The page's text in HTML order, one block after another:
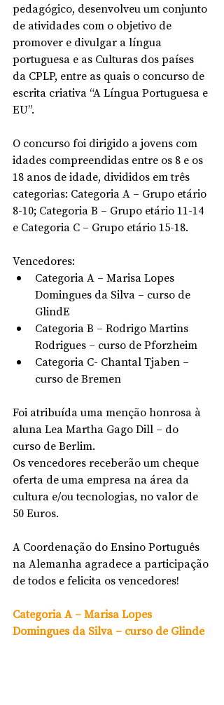
pedagógico, desenvolveu um conjunto
de atividades com o objetivo de
promover e divulgar a língua
portuguesa e as Culturas dos países
da CPLP, entre as quais o concurso de
escrita criativa “A Língua Portuguesa e
EU”.
O concurso foi dirigido a jovens com
idades compreendidas entre os 8 e os
18 anos de idade, divididos em três
categorias: Categoria A – Grupo etário
8-10; Categoria B – Grupo etário 11-14
e Categoria C – Grupo etário 15-18.
Vencedores:
Categoria A – Marisa Lopes
Domingues da Silva – curso de
GlindE
Categoria B – Rodrigo Martins
Rodrigues – curso de Pforzheim
Categoria C- Chantal Tjaben –
curso de Bremen
Foi atribuída uma menção honrosa à
aluna Lea Martha Gago Dill – do
curso de Berlim.
Os vencedores receberão um cheque
oferta de uma empresa na área da
cultura e/ou tecnologias, no valor de
50 Euros.
A Coordenação do Ensino Português
na Alemanha agradece a participação
de todos e felicita os vencedores!
Categoria A – Marisa Lopes
Domingues da Silva – curso de Glinde